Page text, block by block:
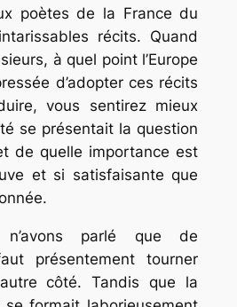
poètes de la France du
récits. Quand
à quel point l’Europe
d’adopter ces récits
vous sentirez mieux
se présentait la question
de quelle importance est
et si satisfaisante que
n’avons parlé que de
présentement tourner
côté. Tandis que la